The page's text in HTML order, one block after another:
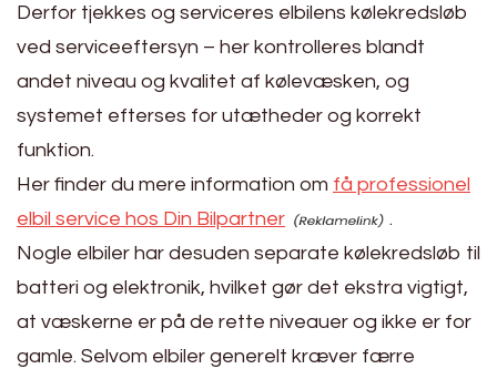
Derfor tjekkes og serviceres elbilens kølekredsløb
ved serviceeftersyn – her kontrolleres blandt
andet niveau og kvalitet af kølevæsken, og
systemet efterses for utætheder og korrekt
funktion.
Her finder du mere information om få professionel
elbil service hos Din Bilpartner
.
Nogle elbiler har desuden separate kølekredsløb til
batteri og elektronik, hvilket gør det ekstra vigtigt,
at væskerne er på de rette niveauer og ikke er for
gamle. Selvom elbiler generelt kræver færre